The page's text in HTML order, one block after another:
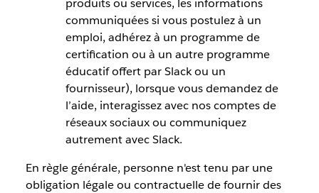
communiquées si vous postulez à un
emploi, adhérez à un programme de
certification ou à un autre programme
éducatif offert par Slack ou un
fournisseur), lorsque vous demandez de
l’aide, interagissez avec nos comptes de
réseaux sociaux ou communiquez
autrement avec Slack.
En règle générale, personne n'est tenu par une
obligation légale ou contractuelle de fournir des